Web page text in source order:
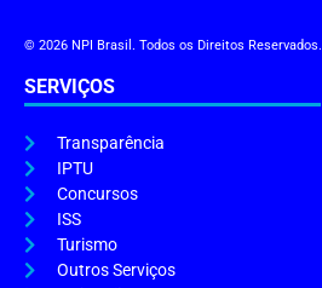
© 2026 NPI Brasil. Todos os Direitos Reservados.
SERVIÇOS
Transparência
IPTU
Concursos
ISS
Turismo
Outros Serviços